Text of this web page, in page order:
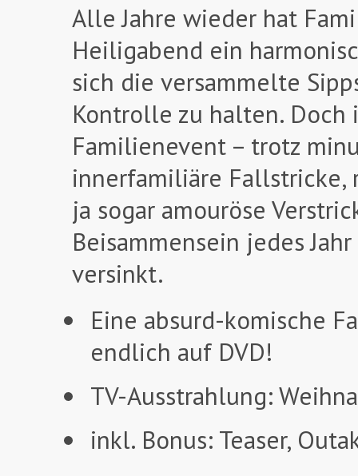
Alle Jahre wieder hat
Heiligabend ein
sich die versammelte
Kontrolle zu halten.
Familienevent – trotz
innerfamiliäre Fallstricke,
ja sogar amouröse
Beisammensein jedes
versinkt.
Eine absurd-komische
endlich auf DVD!
TV-Ausstrahlung:
inkl. Bonus: Teaser,